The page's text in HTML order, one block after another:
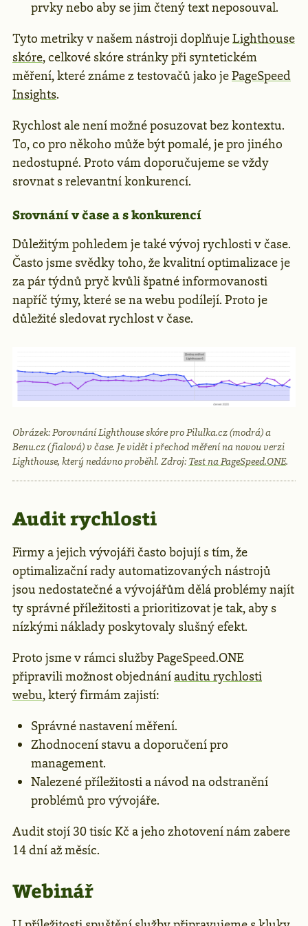
prvky nebo aby se jim čtený text neposouval.
Tyto metriky v našem nástroji doplňujeLighthouse
skóre, celkové skóre stránky při syntetickém
měření, které známe z testovačů jako jePageSpeed
Insights.
Rychlost ale není možné posuzovat bez kontextu.
To, co pro někoho může být pomalé, je pro jiného
nedostupné. Proto vám doporučujeme se vždy
srovnat s relevantní konkurencí.
Srovnání v čase a s konkurencí
Důležitým pohledem je také vývoj rychlosti v čase.
Často jsme svědky toho, že kvalitní optimalizace je
za pár týdnů pryč kvůli špatné informovanosti
napříč týmy, které se na webu podílejí. Proto je
důležité sledovat rychlost v čase.
Obrázek: Porovnání Lighthouse skóre pro Pilulka.cz (modrá) a
Benu.cz (fialová) v čase. Je vidět i přechod měření na novou verzi
Lighthouse, který nedávno proběhl. Zdroj: Test na PageSpeed.ONE.
Audit rychlosti
Firmy a jejich vývojáři často bojují s tím, že
optimalizační rady automatizovaných nástrojů
jsou nedostatečné a vývojářům dělá problémy najít
ty správné příležitosti a prioritizovat je tak, aby s
nízkými náklady poskytovaly slušný efekt.
Proto jsme v rámci služby PageSpeed.ONE
připravili možnost objednáníauditu rychlosti
webu, který firmám zajistí:
Správné nastavení měření.
Zhodnocení stavu a doporučení pro
management.
Nalezené příležitosti a návod na odstranění
problémů pro vývojáře.
Audit stojí 30 tisíc Kč a jeho zhotovení nám zabere
14 dní až měsíc.
Webinář